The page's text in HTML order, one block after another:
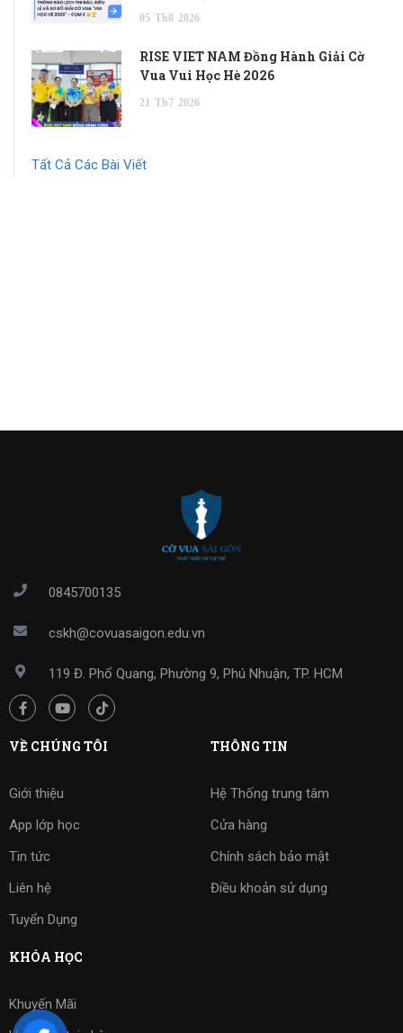
05 Th8 2026
RISE VIET NAM Đồng Hành Giải Cờ
Vua Vui Học Hè 2026
21 Th7 2026
Tất Cả Các Bài Viết
0845700135
cskh@covuasaigon.edu.vn
119 Đ. Phổ Quang, Phường 9, Phú Nhuận, TP. HCM
VỀ CHÚNG TÔI
Giới thiệu
App lớp học
Tin tức
Liên hệ
Tuyển Dụng
THÔNG TIN
Hệ Thống trung tâm
Cửa hàng
Chính sách bảo mật
Điều khoản sử dụng
KHÓA HỌC
Khuyến Mãi